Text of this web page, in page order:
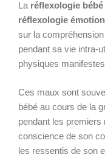
La réflexologie
réflexologie
sur la
pendant sa vie intra-
physiques
Ces maux sont
bébé au cours de la
pendant les premiers
conscience de son
les ressentis de son